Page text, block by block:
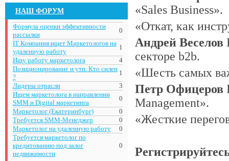
НАШ ФОРУМ
Формула оценки эффективности
рассылки
0
IT Компания ищет Маркетологов на
удаленную работу
1
Ищу работу маркетолога
4
Позиционирование и утп. Кто силен
?
1
Лидеры отрасли
3
Ищем маркетолога в направлении
SMM и Digital маркетинга
0
Маркетолог (Екатеринбург)
0
Требуется SMM-Менеджер
0
Маркетолог на удаленную работу
0
Требуется маркетолог по
кредитованию под залог
недвижимости
0
«Sales Business».
«Откат, как
Андрей Веселов
секторе b2b.
«Шесть самых
Петр Офицеров
Management».
«Жесткие